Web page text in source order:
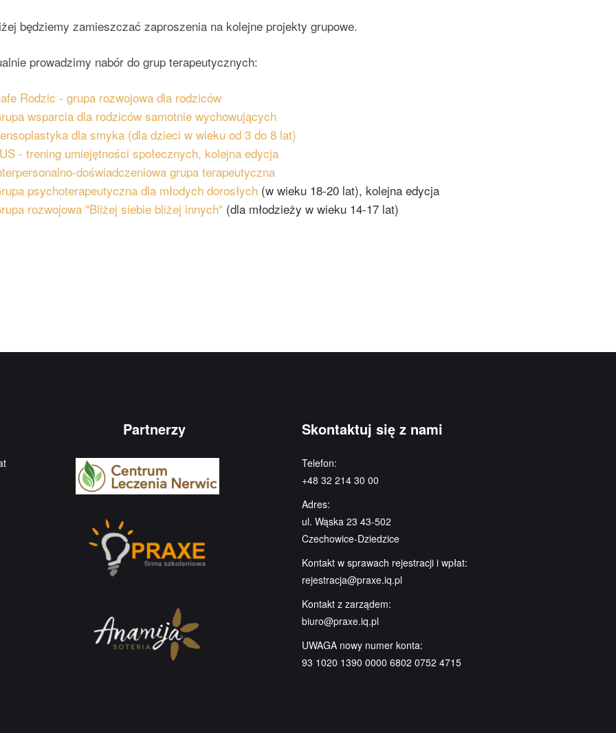
będziemy zamieszczać zaproszenia na kolejne projekty grupowe.
prowadzimy nabór do grup terapeutycznych:
Rodzic - grupa rozwojowa dla rodziców
wsparcia dla rodziców samotnie wychowujących
dla smyka (dla dzieci w wieku od 3 do 8 lat)
- trening umiejętności społecznych, kolejna edycja
doświadczeniowa grupa terapeutyczna
psychoterapeutyczna dla młodych dorosłych (w wieku 18-20 lat), kolejna edycja
rozwojowa "Bliżej siebie bliżej innych" (dla młodzieży w wieku 14-17 lat)
Partnerzy Skontaktuj się z nami
Telefon:
+48 32 214 30 00
Adres:
ul. Wąska 23 43-502
Czechowice-Dziedzice
Kontakt w sprawach rejestracji i wpłat:
rejestracja@praxe.iq.pl
Kontakt z zarządem:
biuro@praxe.iq.pl
UWAGA nowy numer konta:
93 1020 1390 0000 6802 0752 4715